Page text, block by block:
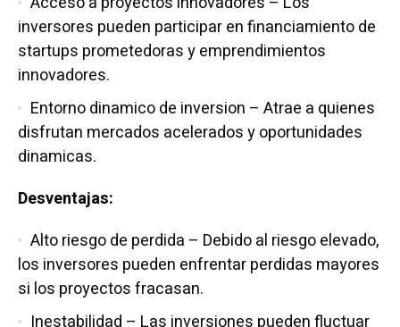
inversores pueden participar en financiamiento de
startups prometedoras y emprendimientos
innovadores.
Entorno dinamico de inversion – Atrae a quienes
disfrutan mercados acelerados y oportunidades
dinamicas.
Desventajas:
Alto riesgo de perdida – Debido al riesgo elevado,
los inversores pueden enfrentar perdidas mayores
si los proyectos fracasan.